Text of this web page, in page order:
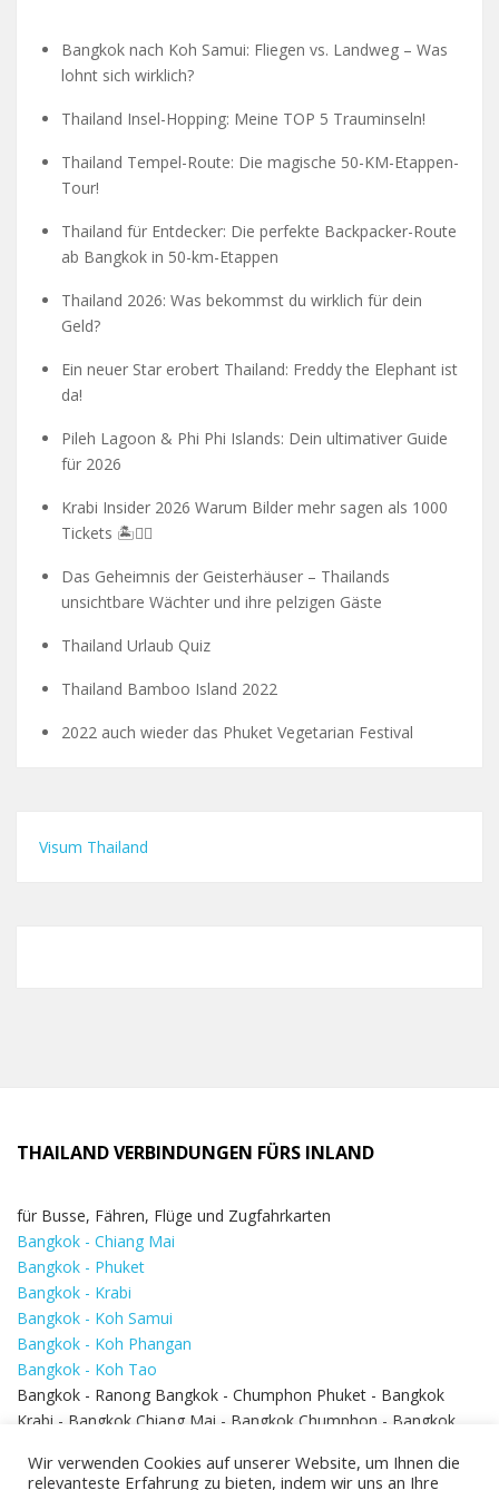
Bangkok nach Koh Samui: Fliegen vs. Landweg – Was
lohnt sich wirklich?
Thailand Insel-Hopping: Meine TOP 5 Trauminseln!
Thailand Tempel-Route: Die magische 50-KM-Etappen-
Tour!
Thailand für Entdecker: Die perfekte Backpacker-Route
ab Bangkok in 50-km-Etappen
Thailand 2026: Was bekommst du wirklich für dein
Geld?
Ein neuer Star erobert Thailand: Freddy the Elephant ist
da!
Pileh Lagoon & Phi Phi Islands: Dein ultimativer Guide
für 2026
Krabi Insider 2026 Warum Bilder mehr sagen als 1000
Tickets 🏝️🧗‍♂️
Das Geheimnis der Geisterhäuser – Thailands
unsichtbare Wächter und ihre pelzigen Gäste
Thailand Urlaub Quiz
Thailand Bamboo Island 2022
2022 auch wieder das Phuket Vegetarian Festival
Visum Thailand
THAILAND VERBINDUNGEN FÜRS INLAND
für Busse, Fähren, Flüge und Zugfahrkarten
Bangkok - Chiang Mai
Bangkok - Phuket
Bangkok - Krabi
Bangkok - Koh Samui
Bangkok - Koh Phangan
Bangkok - Koh Tao
Bangkok - Ranong Bangkok - Chumphon Phuket - Bangkok
Krabi - Bangkok Chiang Mai - Bangkok Chumphon - Bangkok
Bangkok - Hua Hin
Wir verwenden Cookies auf unserer Website, um Ihnen die
relevanteste Erfahrung zu bieten, indem wir uns an Ihre